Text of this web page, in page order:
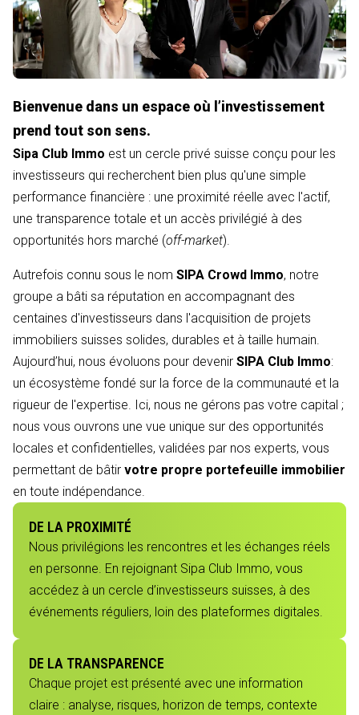
Bienvenue dans un espace où l’investissement
prend tout son sens.
Sipa Club Immo est un cercle privé suisse conçu pour les
investisseurs qui recherchent bien plus qu'une simple
performance financière : une proximité réelle avec l'actif,
une transparence totale et un accès privilégié à des
opportunités hors marché (off-market).
Autrefois connu sous le nom SIPA Crowd Immo, notre
groupe a bâti sa réputation en accompagnant des
centaines d'investisseurs dans l'acquisition de projets
immobiliers suisses solides, durables et à taille humain.
Aujourd’hui, nous évoluons pour devenir SIPA Club Immo:
un écosystème fondé sur la force de la communauté et la
rigueur de l'expertise. Ici, nous ne gérons pas votre capital ;
nous vous ouvrons une vue unique sur des opportunités
locales et confidentielles, validées par nos experts, vous
permettant de bâtir votre propre portefeuille immobilier
en toute indépendance.
DE LA PROXIMITÉ
Nous privilégions les rencontres et les échanges réels
en personne. En rejoignant Sipa Club Immo, vous
accédez à un cercle d’investisseurs suisses, à des
événements réguliers, loin des plateformes digitales.
DE LA TRANSPARENCE
Chaque projet est présenté avec une information
claire : analyse, risques, horizon de temps, contexte